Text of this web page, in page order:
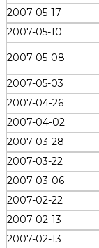
2007-05-17
2007-05-10
2007-05-08
2007-05-03
2007-04-26
2007-04-02
2007-03-28
2007-03-22
2007-03-06
2007-02-22
2007-02-13
2007-02-13